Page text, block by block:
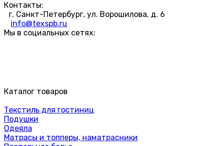
Контакты:
г. Санкт-Петербург, ул. Ворошилова, д. 6
info@texspb.ru
Мы в социальных сетях:
Каталог товаров
Текстиль для гостиниц
Подушки
Одеяла
Матрасы и топперы, наматрасники